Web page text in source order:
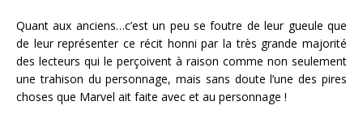
Quant aux anciens…c’est un peu se foutre de leur gueule que
de leur représenter ce récit honni par la très grande majorité
des lecteurs qui le perçoivent à raison comme non seulement
une trahison du personnage, mais sans doute l’une des pires
choses que Marvel ait faite avec et au personnage !